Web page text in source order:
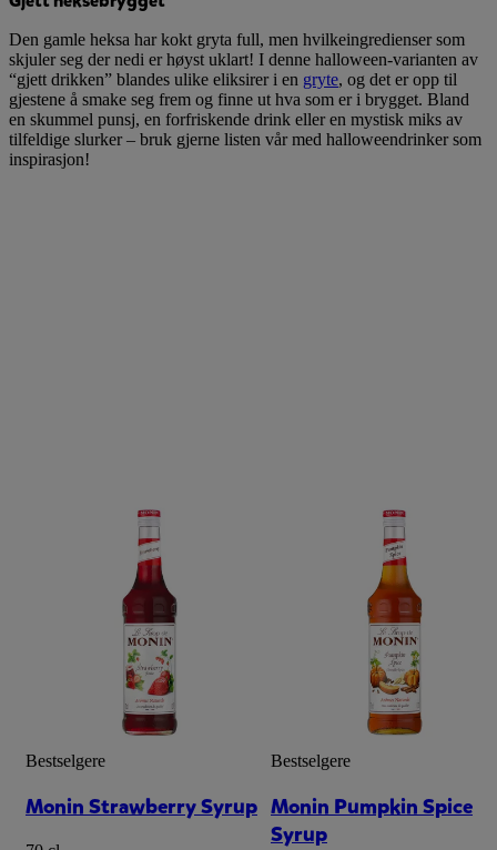
Den gamle heksa har kokt gryta full, men hvilkeingredienser som
skjuler seg der nedi er høyst uklart! I denne halloween-varianten av
“gjett drikken” blandes ulike eliksirer i en gryte, og det er opp til
gjestene å smake seg frem og finne ut hva som er i brygget. Bland
en skummel punsj, en forfriskende drink eller en mystisk miks av
tilfeldige slurker – bruk gjerne listen vår med halloweendrinker som
inspirasjon!
Bestselgere
Monin Strawberry Syrup
Bestselgere
Monin Pumpkin Spice
Syrup